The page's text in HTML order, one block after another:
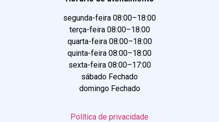
segunda-feira 08:00–18:00
terça-feira 08:00–18:00
quarta-feira 08:00–18:00
quinta-feira 08:00–18:00
sexta-feira 08:00–17:00
sábado Fechado
domingo Fechado
Política de privacidade